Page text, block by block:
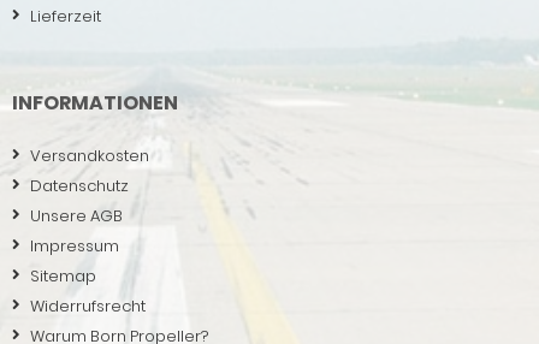
Lieferzeit
INFORMATIONEN
Versandkosten
Datenschutz
Unsere AGB
Impressum
Sitemap
Widerrufsrecht
Warum Born Propeller?